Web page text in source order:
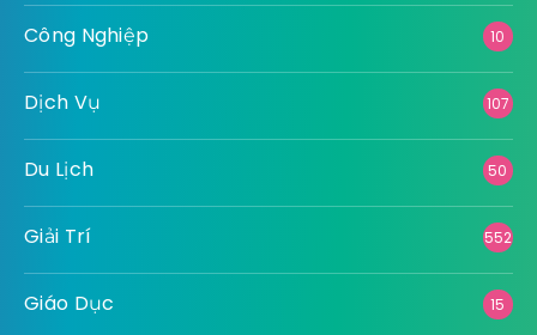
Công Nghiệp 10
Dịch Vụ 107
Du Lịch 50
Giải Trí 552
Giáo Dục 15